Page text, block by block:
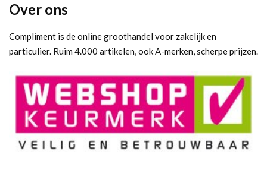
Over ons
Compliment is de online groothandel voor zakelijk en
particulier. Ruim 4.000 artikelen, ook A-merken, scherpe prijzen.